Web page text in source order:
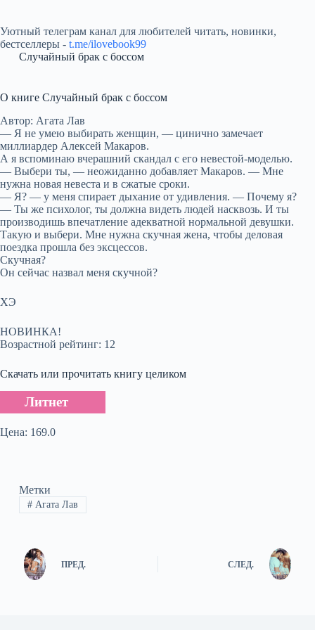
Уютный телеграм канал для любителей читать, новинки,
бестселлеры - t.me/ilovebook99
Случайный брак с боссом
О книге Случайный брак с боссом
Автор: Агата Лав
— Я не умею выбирать женщин, — цинично замечает
миллиардер Алексей Макаров.
А я вспоминаю вчерашний скандал с его невестой-моделью.
— Выбери ты, — неожиданно добавляет Макаров. — Мне
нужна новая невеста и в сжатые сроки.
— Я? — у меня спирает дыхание от удивления. — Почему я?
— Ты же психолог, ты должна видеть людей насквозь. И ты
производишь впечатление адекватной нормальной девушки.
Такую и выбери. Мне нужна скучная жена, чтобы деловая
поездка прошла без эксцессов.
Скучная?
Он сейчас назвал меня скучной?
ХЭ
НОВИНКА!
Возрастной рейтинг: 12
Скачать или прочитать книгу целиком
Литнет
Цена: 169.0
Метки
#Агата Лав
ПРЕД. СЛЕД.